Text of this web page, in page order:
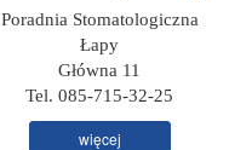
Poradnia Stomatologiczna
Łapy
Główna 11
Tel. 085-715-32-25
więcej